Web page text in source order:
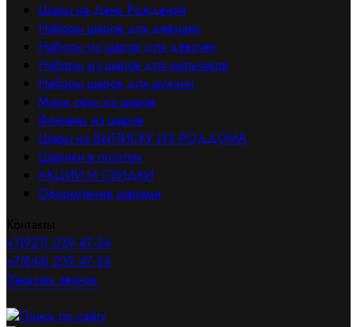
Шары на День Рождения
Наборы шаров для девушек
Наборы из шаров для девочек
Наборы из шаров для мальчиков
Наборы шаров для мужчин
Мини сеты из шаров
Фонтаны из шаров
Шары на ВЫПИСКУ ИЗ РОДДОМА
Шарики в потолок
АКЦИИ И СКИДКИ
Оформление шарами
+7(927) 039-47-34
+7(843) 239-47-34
Заказать звонок
Поиск по сайту